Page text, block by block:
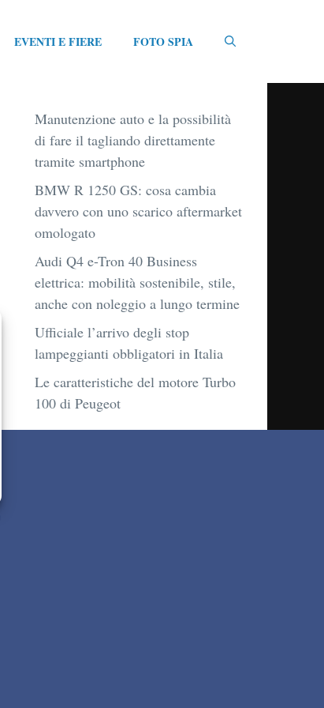
EVENTI E FIERE FOTO SPIA
Manutenzione auto e la possibilità
di fare il tagliando direttamente
tramite smartphone
BMW R 1250 GS: cosa cambia
davvero con uno scarico aftermarket
omologato
Audi Q4 e-Tron 40 Business
elettrica: mobilità sostenibile, stile,
anche con noleggio a lungo termine
Ufficiale l’arrivo degli stop
lampeggianti obbligatori in Italia
Le caratteristiche del motore Turbo
100 di Peugeot